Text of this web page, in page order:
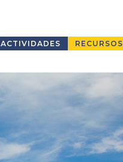
ACTIVIDADES RECURSOS